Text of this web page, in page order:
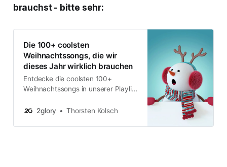
brauchst - bitte sehr:
Die 100+ coolsten
Weihnachtssongs, die wir
dieses Jahr wirklich brauchen
Entdecke die coolsten 100+
Weihnachtssongs in unserer Playlist
Weihnachten!
2glory Thorsten Kolsch